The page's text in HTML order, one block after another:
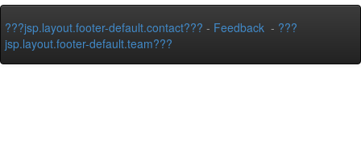
???jsp.layout.footer-default.contact??? - Feedback - ???
jsp.layout.footer-default.team???